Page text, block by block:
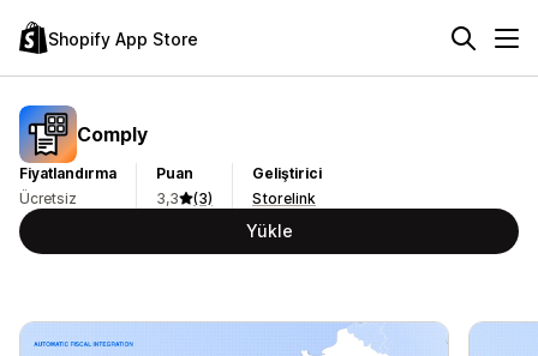
Shopify App Store
Comply
Fiyatlandırma
Ücretsiz
Puan
3,3
(3)
Geliştirici
Storelink
Yükle